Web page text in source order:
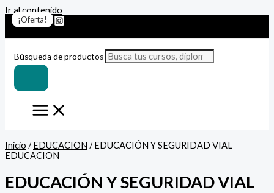
Ir al contenido
Búsqueda de productos
¡Oferta!
Inicio /EDUCACION / EDUCACIÓN Y SEGURIDAD VIAL
EDUCACION
EDUCACIÓN Y SEGURIDAD VIAL
¡Oferta!
¡Oferta!
¡Oferta!
¡Oferta!
¡Oferta!
¡Oferta!